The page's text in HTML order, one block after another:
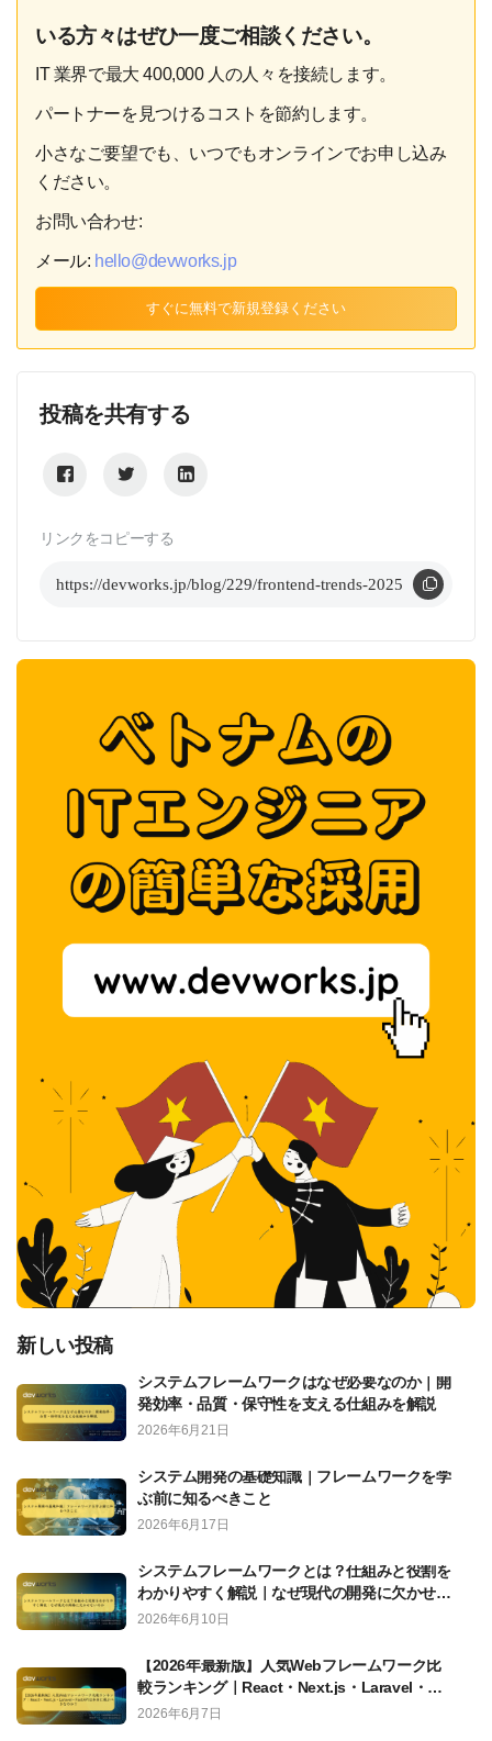
いる方々はぜひ一度ご相談ください。
IT 業界で最大 400,000 人の人々を接続します。
パートナーを見つけるコストを節約します。
小さなご要望でも、いつでもオンラインでお申し込み
ください。
お問い合わせ:
メール: hello@devworks.jp
すぐに無料で新規登録ください
投稿を共有する
リンクをコピーする
新しい投稿
システムフレームワークはなぜ必要なのか｜開
発効率・品質・保守性を支える仕組みを解説
2026年6月21日
システム開発の基礎知識｜フレームワークを学
ぶ前に知るべきこと
2026年6月17日
システムフレームワークとは？仕組みと役割を
わかりやすく解説｜なぜ現代の開発に欠かせな
いのか
2026年6月10日
【2026年最新版】人気Webフレームワーク比
較ランキング｜React・Next.js・Laravel・
FastAPIは本当に選ぶべきなのか？
2026年6月7日